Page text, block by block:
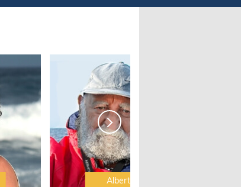
Albert Brel